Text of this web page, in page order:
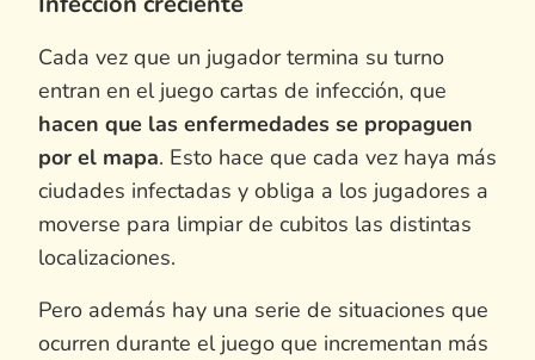
Cada vez que un jugador termina su turno
entran en el juego cartas de infección, que
hacen que las enfermedades se propaguen
por el mapa. Esto hace que cada vez haya más
ciudades infectadas y obliga a los jugadores a
moverse para limpiar de cubitos las distintas
localizaciones.
Pero además hay una serie de situaciones que
ocurren durante el juego que incrementan más